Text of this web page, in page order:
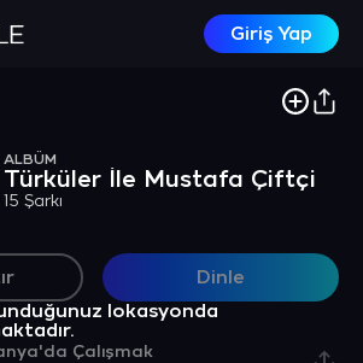
Giriş Yap
ALBÜM
Türküler İle Mustafa Çiftçi
15 Şarkı
Dinle
lokasyonda
Çalışmak